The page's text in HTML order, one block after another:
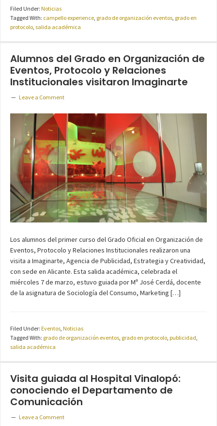
Filed Under: Noticias
Tagged With: campello experience grado de organización eventos grado en
protocolo salida académica
Alumnos del Grado en Organización de
Eventos, Protocolo y Relaciones
Institucionales visitaron Imaginarte
Leave a Comment
Los alumnos del primer curso del Grado Oficial en Organización de
Eventos, Protocolo y Relaciones Institucionales realizaron una
visita a Imaginarte, Agencia de Publicidad, Estrategia y Creatividad,
con sede en Alicante. Esta salida académica, celebrada el
miércoles 7 de marzo, estuvo guiada por Mª José Cerdá, docente
de la asignatura de Sociología del Consumo, Marketing […]
Filed Under: Eventos, Noticias
Tagged With: grado de organización eventos, grado en protocolo, publicidad,
salida académica
Visita guiada al Hospital Vinalopó:
conociendo el Departamento de
Comunicación
Leave a Comment